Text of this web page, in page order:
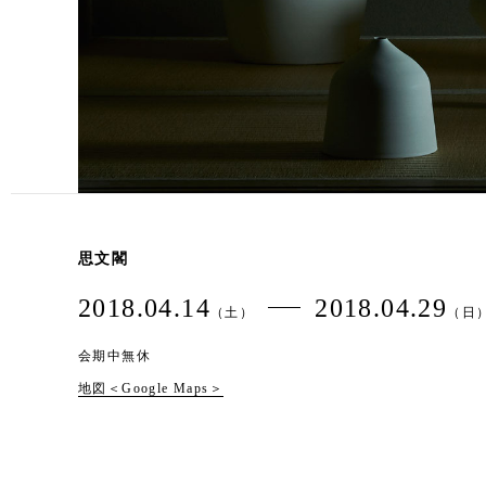
思文閣
2018.04.14 （土） 2018.04.29 （日
会期中無休
地図＜Google Maps＞